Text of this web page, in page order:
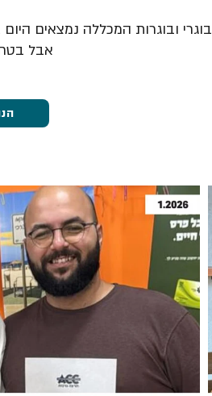
בוגרי ובוגרות המכללה נמצאים היום
אבל